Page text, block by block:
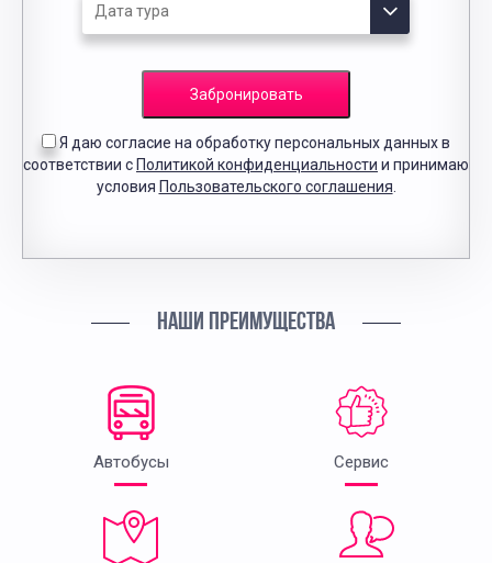
Забронировать
Я даю согласие на обработку персональных данных в
соответствии с Политикой конфиденциальности и принимаю
условия Пользовательского соглашения
НАШИ ПРЕИМУЩЕСТВА
Автобусы Сервис